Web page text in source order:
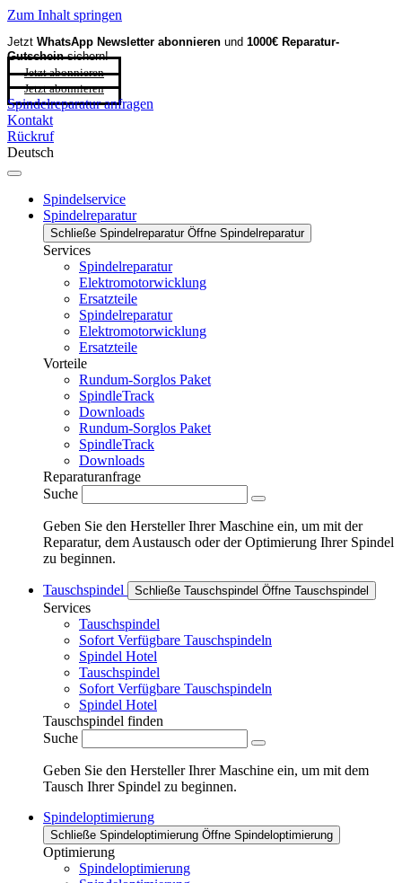
Zum Inhalt springen
Jetzt WhatsApp Newsletter abonnieren und 1000€ Reparatur-
Gutscheinsichern!
Jetzt abonnieren
Jetzt abonnieren
Spindelreparatur anfragen
Kontakt
Rückruf
Deutsch
Spindelservice
Spindelreparatur
Schließe Spindelreparatur Öffne Spindelreparatur
Services
Spindelreparatur
Elektromotorwicklung
Ersatzteile
Spindelreparatur
Elektromotorwicklung
Ersatzteile
Vorteile
Rundum-Sorglos Paket
SpindleTrack
Downloads
Rundum-Sorglos Paket
SpindleTrack
Downloads
Reparaturanfrage
Suche
Geben Sie den Hersteller Ihrer Maschine ein, um mit der
Reparatur, dem Austausch oder der Optimierung Ihrer Spindel
zu beginnen.
Tauschspindel Schließe Tauschspindel Öffne Tauschspindel
Services
Tauschspindel
Sofort Verfügbare Tauschspindeln
Spindel Hotel
Tauschspindel
Sofort Verfügbare Tauschspindeln
Spindel Hotel
Tauschspindel finden
Suche
Geben Sie den Hersteller Ihrer Maschine ein, um mit dem
Tausch Ihrer Spindel zu beginnen.
Spindeloptimierung
Schließe Spindeloptimierung Öffne Spindeloptimierung
Optimierung
Spindeloptimierung